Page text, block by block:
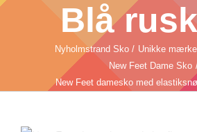
Blå
Nyholmstrand Sko Unikke
New Feet Dame Sko
New Feet damesko med